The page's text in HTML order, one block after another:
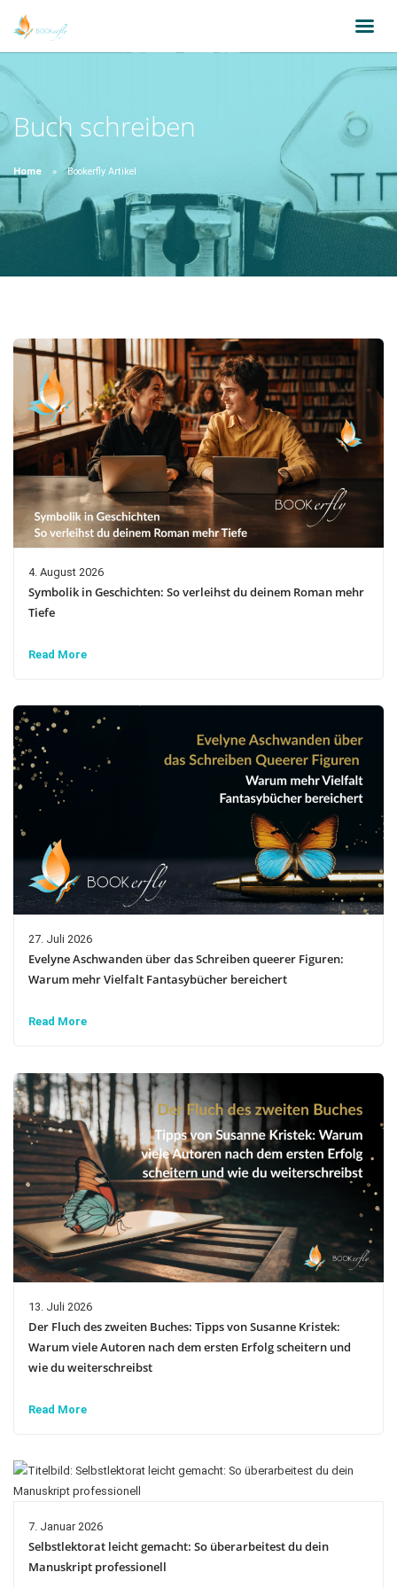
Buch schreiben
Home Bookerfly Artikel
4. August 2026
Symbolik in Geschichten: So verleihst du deinem Roman mehr
Tiefe
Read More
27. Juli 2026
Evelyne Aschwanden über das Schreiben queerer Figuren:
Warum mehr Vielfalt Fantasybücher bereichert
Read More
13. Juli 2026
Der Fluch des zweiten Buches: Tipps von Susanne Kristek:
Warum viele Autoren nach dem ersten Erfolg scheitern und
wie du weiterschreibst
Read More
7. Januar 2026
Selbstlektorat leicht gemacht: So überarbeitest du dein
Manuskript professionell